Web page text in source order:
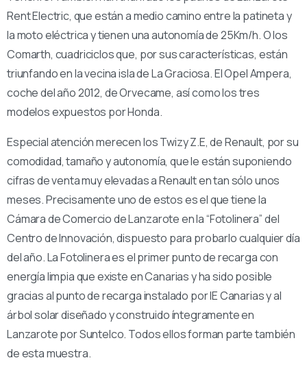
Rent Electric, que están a medio camino entre la patineta y
la moto eléctrica y tienen una autonomía de 25Km/h. O los
Comarth, cuadriciclos que, por sus características, están
triunfando en la vecina isla de La Graciosa. El Opel Ampera,
coche del año 2012, de Orvecame, así como los tres
modelos expuestos por Honda.
Especial atención merecen los Twizy Z.E, de Renault, por su
comodidad, tamaño y autonomía, que le están suponiendo
cifras de venta muy elevadas a Renault en tan sólo unos
meses. Precisamente uno de estos es el que tiene la
Cámara de Comercio de Lanzarote en la “Fotolinera” del
Centro de Innovación, dispuesto para probarlo cualquier día
del año. La Fotolinera es el primer punto de recarga con
energía limpia que existe en Canarias y ha sido posible
gracias al punto de recarga instalado por IE Canarias y al
árbol solar diseñado y construido íntegramente en
Lanzarote por Suntelco. Todos ellos forman parte también
de esta muestra.